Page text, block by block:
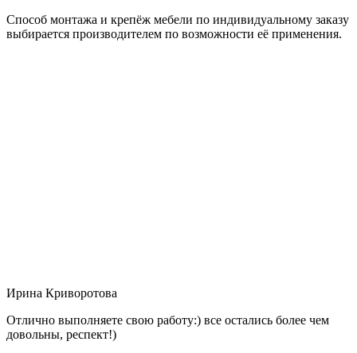
Способ монтажа и крепёж мебели по индивидуальному заказу
выбирается производителем по возможности её применения.
Ирина Криворотова
Отлично выполняете свою работу:) все остались более чем
довольны, респект!)